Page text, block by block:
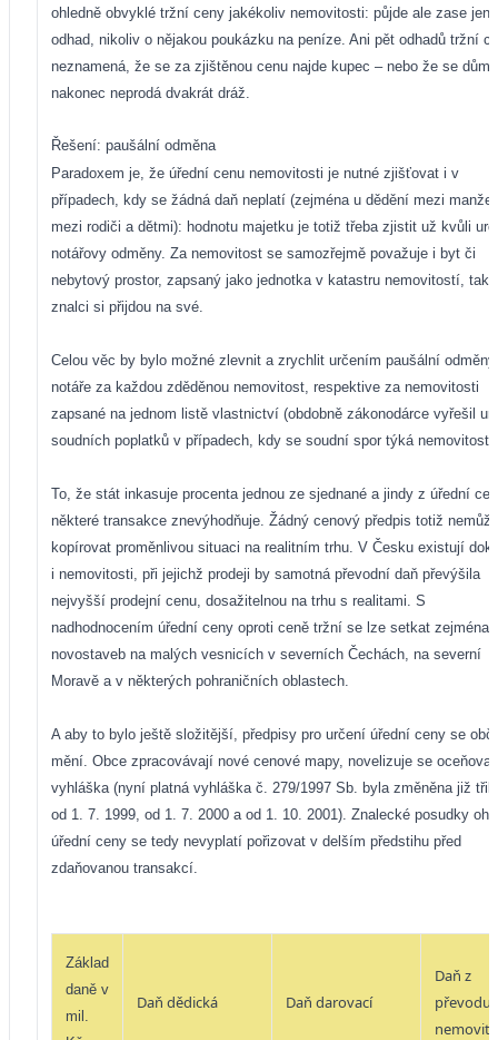
ohledně obvyklé tržní ceny jakékoliv nemovitosti: půjde ale zase jen
odhad, nikoliv o nějakou poukázku na peníze. Ani pět odhadů tržní
neznamená, že se za zjištěnou cenu najde kupec – nebo že se dům
nakonec neprodá dvakrát dráž.
Řešení: paušální odměna
Paradoxem je, že úřední cenu nemovitosti je nutné zjišťovat i v
případech, kdy se žádná daň neplatí (zejména u dědění mezi
mezi rodiči a dětmi): hodnotu majetku je totiž třeba zjistit už kvůli
notářovy odměny. Za nemovitost se samozřejmě považuje i byt či
nebytový prostor, zapsaný jako jednotka v katastru nemovitostí,
znalci si přijdou na své.
Celou věc by bylo možné zlevnit a zrychlit určením paušální odměny
notáře za každou zděděnou nemovitost, respektive za nemovitosti
zapsané na jednom listě vlastnictví (obdobně zákonodárce vyřešil
soudních poplatků v případech, kdy se soudní spor týká
To, že stát inkasuje procenta jednou ze sjednané a jindy z úřední
některé transakce znevýhodňuje. Žádný cenový předpis totiž nemůže
kopírovat proměnlivou situaci na realitním trhu. V Česku existují
i nemovitosti, při jejichž prodeji by samotná převodní daň převýšila
nejvyšší prodejní cenu, dosažitelnou na trhu s realitami. S
nadhodnocením úřední ceny oproti ceně tržní se lze setkat zejména
novostaveb na malých vesnicích v severních Čechách, na severní
Moravě a v některých pohraničních oblastech.
A aby to bylo ještě složitější, předpisy pro určení úřední ceny se
mění. Obce zpracovávají nové cenové mapy, novelizuje se
vyhláška (nyní platná vyhláška č. 279/1997 Sb. byla změněna již
od 1. 7. 1999, od 1. 7. 2000 a od 1. 10. 2001). Znalecké posudky
úřední ceny se tedy nevyplatí pořizovat v delším předstihu před
zdaňovanou transakcí.
Základ
daně v
mil.
Daň dědická Daň darovací
Daň z
převodu